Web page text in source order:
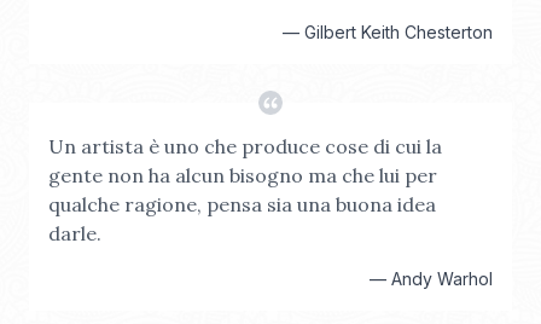
— Gilbert Keith Chesterton
Un artista è uno che produce cose di cui la
gente non ha alcun bisogno ma che lui per
qualche ragione, pensa sia una buona idea
darle.
— Andy Warhol